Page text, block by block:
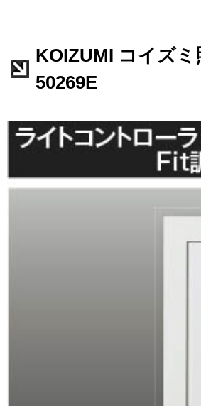
KOIZUMI コイズ
50269E